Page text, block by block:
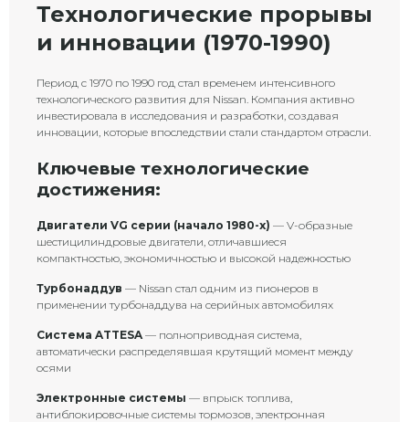
Технологические прорывы
и инновации (1970-1990)
Период с 1970 по 1990 год стал временем интенсивного
технологического развития для Nissan. Компания активно
инвестировала в исследования и разработки, создавая
инновации, которые впоследствии стали стандартом отрасли.
Ключевые технологические
достижения:
Двигатели VG серии (начало 1980-х) — V-образные
шестицилиндровые двигатели, отличавшиеся
компактностью, экономичностью и высокой надежностью
Турбонаддув — Nissan стал одним из пионеров в
применении турбонаддува на серийных автомобилях
Система ATTESA — полноприводная система,
автоматически распределявшая крутящий момент между
осями
Электронные системы — впрыск топлива,
антиблокировочные системы тормозов, электронная